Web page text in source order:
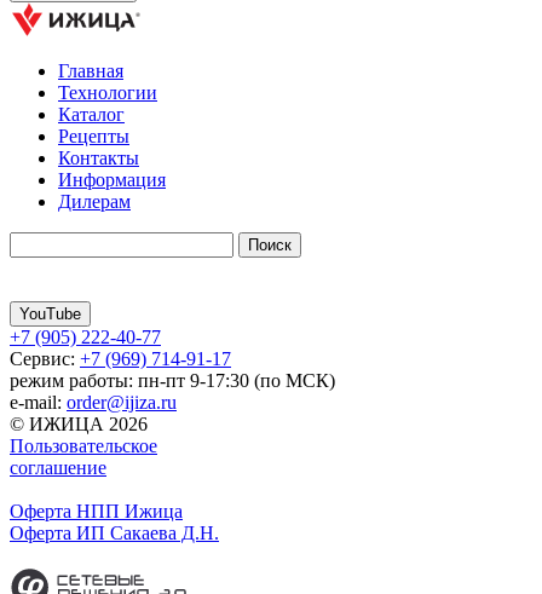
Главная
Технологии
Каталог
Рецепты
Контакты
Информация
Дилерам
YouTube
+7 (905) 222-40-77
Сервис: +7 (969) 714-91-17
режим работы: пн-пт 9-17:30 (по МСК)
e-mail: order@ijiza.ru
© ИЖИЦА 2026
Пользовательское
соглашение
Оферта НПП Ижица
Оферта ИП Сакаева Д.Н.